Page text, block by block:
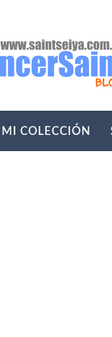
MI COLECCIÓN